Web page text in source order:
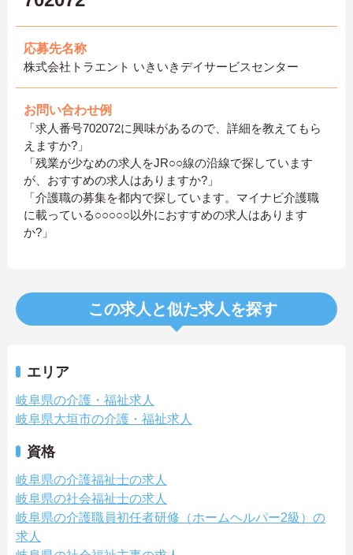
応募先名称
株式会社トラエント いきいきデイサービスセンター
お問い合わせ例
「求人番号702072に興味があるので、詳細を教えてもら
えますか?」
「残業が少なめの求人をJR○○線の沿線で探しています
が、おすすめの求人はありますか?」
「介護職の募集を都内で探しています。マイナビ介護職
に載っている○○○○○以外におすすめの求人はあります
か?」
この求人と似た求人を探す
エリア
岐阜県の介護・福祉求人
岐阜県大垣市の介護・福祉求人
資格
岐阜県の介護福祉士の求人
岐阜県の社会福祉士の求人
岐阜県の介護職員初任者研修（ホームヘルパー2級）の
求人